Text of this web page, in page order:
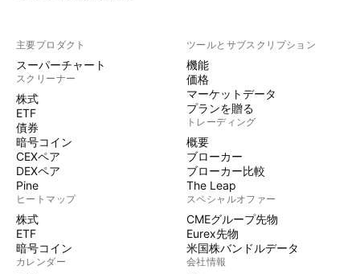
主要プロダクト
スーパーチャート
スクリーナー
株式
ETF
債券
暗号コイン
CEXペア
DEXペア
Pine
ヒートマップ
株式
ETF
暗号コイン
カレンダー
ツールとサブスクリプション
機能
価格
マーケットデータ
プランを贈る
トレーディング
概要
ブローカー
ブローカー比較
The Leap
スペシャルオファー
CMEグループ先物
Eurex先物
米国株バンドルデータ
会社情報